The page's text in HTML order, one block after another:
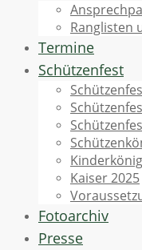
Ranglisten
Termine
Schützenfest
Kaiser 2025
Fotoarchiv
Presse